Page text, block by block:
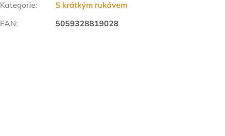
Kategorie:
S krátkým rukávem
EAN: 5059328819028